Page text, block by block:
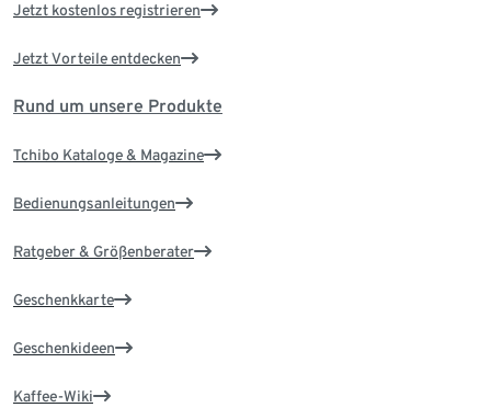
Jetzt kostenlos registrieren
Jetzt Vorteile entdecken
Rund um unsere Produkte
Tchibo Kataloge & Magazine
Bedienungsanleitungen
Ratgeber & Größenberater
Geschenkkarte
Geschenkideen
Kaffee-Wiki